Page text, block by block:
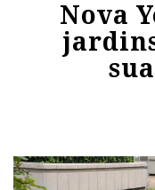
Nova